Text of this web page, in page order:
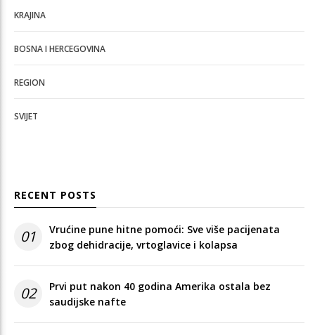
KRAJINA
BOSNA I HERCEGOVINA
REGION
SVIJET
RECENT POSTS
01
Vrućine pune hitne pomoći: Sve više pacijenata
zbog dehidracije, vrtoglavice i kolapsa
02
Prvi put nakon 40 godina Amerika ostala bez
saudijske nafte